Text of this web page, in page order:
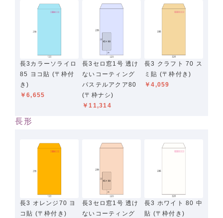
長3カラーソライロ
85 ヨコ貼 (〒枠付
き)
￥6,655
長3セロ窓1号 透け
ないコーティング
パステルアクア80
(〒枠ナシ)
￥11,314
長3 クラフト 70 ス
ミ貼 (〒枠付き)
￥4,059
長形
長3 オレンジ70 ヨ
コ貼 (〒枠付き)
長3セロ窓1号 透け
ないコーティング
長3 ホワイト 80 中
貼 (〒枠付き)